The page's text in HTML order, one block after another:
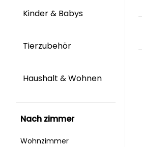
Kinder & Babys
Tierzubehör
Haushalt & Wohnen
nach zimmer
Wohnzimmer